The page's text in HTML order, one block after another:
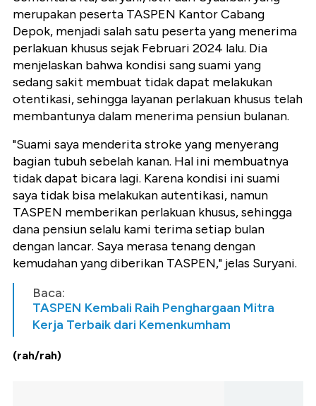
merupakan peserta TASPEN Kantor Cabang
Depok, menjadi salah satu peserta yang menerima
perlakuan khusus sejak Februari 2024 lalu. Dia
menjelaskan bahwa kondisi sang suami yang
sedang sakit membuat tidak dapat melakukan
otentikasi, sehingga layanan perlakuan khusus telah
membantunya dalam menerima pensiun bulanan.
"Suami saya menderita stroke yang menyerang
bagian tubuh sebelah kanan. Hal ini membuatnya
tidak dapat bicara lagi. Karena kondisi ini suami
saya tidak bisa melakukan autentikasi, namun
TASPEN memberikan perlakuan khusus, sehingga
dana pensiun selalu kami terima setiap bulan
dengan lancar. Saya merasa tenang dengan
kemudahan yang diberikan TASPEN," jelas Suryani.
Baca:
TASPEN Kembali Raih Penghargaan Mitra
Kerja Terbaik dari Kemenkumham
(rah/rah)